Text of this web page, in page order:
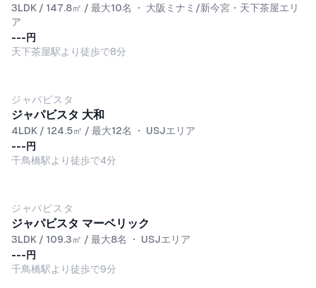
3LDK / 147.8㎡ / 最大10名 ・ 大阪ミナミ/新今宮・天下茶屋エリ
ア
---円
天下茶屋駅より徒歩で8分
ジャパビスタ
ジャパビスタ 大和
4LDK / 124.5㎡ / 最大12名 ・ USJエリア
---円
千鳥橋駅より徒歩で4分
ジャパビスタ
ジャパビスタ マーベリック
3LDK / 109.3㎡ / 最大8名 ・ USJエリア
---円
千鳥橋駅より徒歩で9分